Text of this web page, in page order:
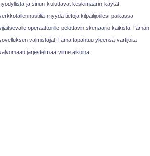
ja sinun kuluttavat keskimäärin käytät
myydä tietoja kilpailijoillesi paikassa
operaattorille pelottavin skenaario kaikista Tämän
valmistajat Tämä tapahtuu yleensä vartijoita
järjestelmää viime aikoina